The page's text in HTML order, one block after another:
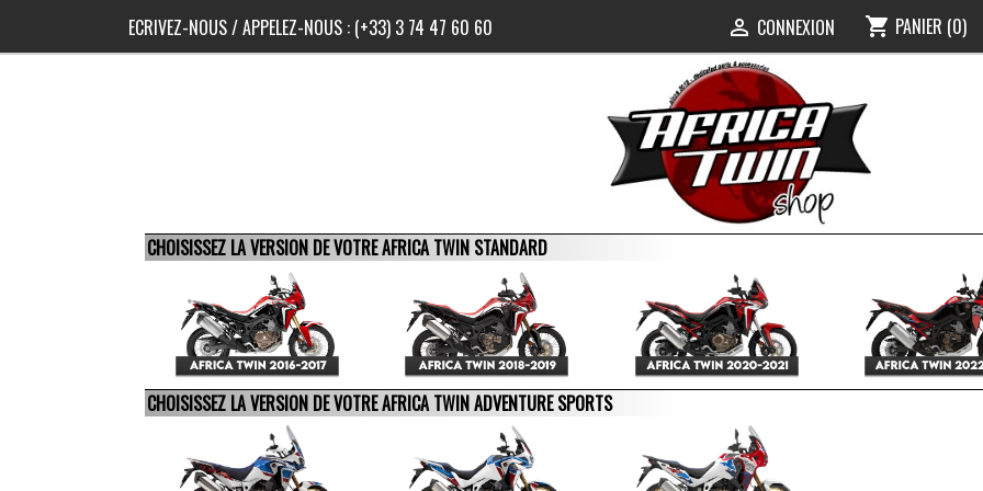
ECRIVEZ-NOUS/ APPELEZ-NOUS : (+33) 3 74 47 60 60  CONNEXION shopping_cart PANIER (0)
CHOISISSEZ LA VERSION DE VOTRE AFRICA TWIN STANDARD
CHOISISSEZ LA VERSION DE VOTRE AFRICA TWIN ADVENTURE SPORTS